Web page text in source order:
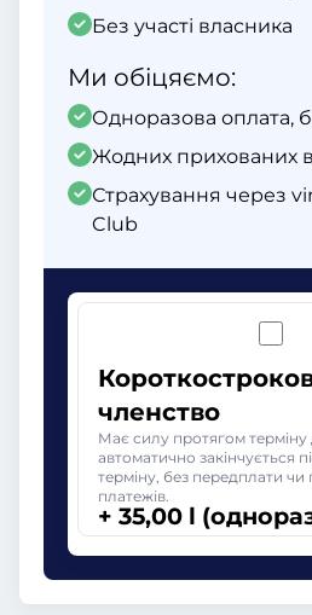
Без участі власника
Ми обіцяємо:
Одноразова оплата,
Жодних прихованих
Страхування через
Club
членство
Має силу протягом терміну
автоматично закінчується
терміну, без передплати чи
платежів.
+ 35,00 l